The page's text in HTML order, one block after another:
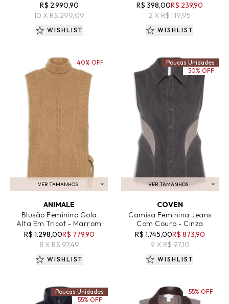
R$ 2.990,90
10 X R$ 299,09
WISHLIST
R$ 398,00R$ 239,90
2 X R$ 119,95
WISHLIST
VER TAMANHOS
ADICIONAR AO CARRINHO
ANIMALE
Blusão Feminino Gola
Alta Em Tricot - Marrom
R$ 1.298,00R$ 779,90
8 X R$ 97,49
40% OFF
WISHLIST
VER TAMANHOS
ADICIONAR AO CARRINHO
COVEN
Camisa Feminina Jeans
Com Couro - Cinza
R$ 1.745,00R$ 873,90
9 X R$ 97,10
Poucas Unidades
50% OFF
WISHLIST
Poucas Unidades
55% OFF
55% OFF